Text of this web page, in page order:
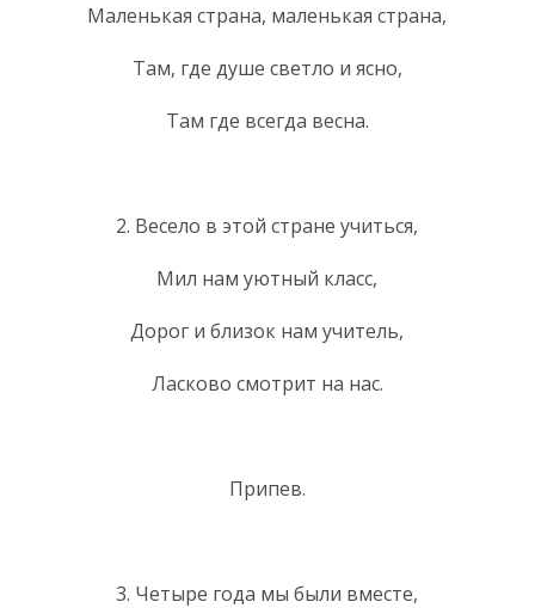
Маленькая страна, маленькая страна,
Там, где душе светло и ясно,
Там где всегда весна.
2. Весело в этой стране учиться,
Мил нам уютный класс,
Дорог и близок нам учитель,
Ласково смотрит на нас.
Припев.
3. Четыре года мы были вместе,